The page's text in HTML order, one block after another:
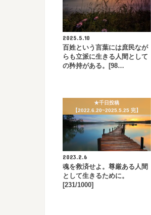
2025.5.10
百姓という言葉には庶民なが
らも立派に生きる人間として
の矜持がある。[98…
★千日投稿
【2022.6.20~2025.5.25 完】
2023.2.6
魂を救済せよ。尊厳ある人間
として生きるために。
[231/1000]